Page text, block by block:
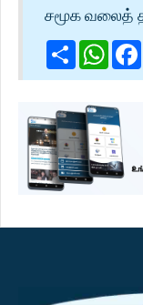
சமூக வலைத்
Share